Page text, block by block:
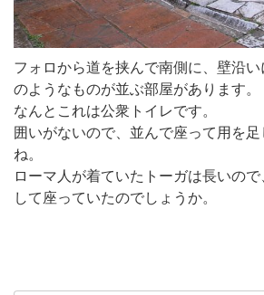
フォロから道を挟んで南側に、壁沿
のようなものが並ぶ部屋があります。
なんとこれは公衆トイレです。
囲いがないので、並んで座って用を
ね。
ローマ人が着ていたトーガは長いの
して座っていたのでしょうか。